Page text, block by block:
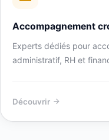
Accompagnement
Experts dédiés pour
administratif, RH et
Découvrir